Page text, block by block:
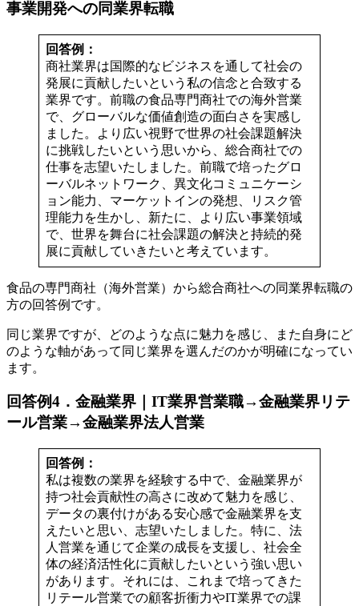
事業開発への同業界転職
回答例：
商社業界は国際的なビジネスを通して社会の
発展に貢献したいという私の信念と合致する
業界です。前職の食品専門商社での海外営業
で、グローバルな価値創造の面白さを実感し
ました。より広い視野で世界の社会課題解決
に挑戦したいという思いから、総合商社での
仕事を志望いたしました。前職で培ったグロ
ーバルネットワーク、異文化コミュニケーシ
ョン能力、マーケットインの発想、リスク管
理能力を生かし、新たに、より広い事業領域
で、世界を舞台に社会課題の解決と持続的発
展に貢献していきたいと考えています。
食品の専門商社（海外営業）から総合商社への同業界転職の
方の回答例です。
同じ業界ですが、どのような点に魅力を感じ、また自身にど
のような軸があって同じ業界を選んだのかが明確になってい
ます。
回答例4 ． 金融業界｜IT業界営業職→金融業界リテ
ール営業→金融業界法人営業
回答例：
私は複数の業界を経験する中で、金融業界が
持つ社会貢献性の高さに改めて魅力を感じ、
データの裏付けがある安心感で金融業界を支
えたいと思い、志望いたしました。特に、法
人営業を通じて企業の成長を支援し、社会全
体の経済活性化に貢献したいという強い思い
があります。それには、これまで培ってきた
リテール営業での顧客折衝力やIT業界での課